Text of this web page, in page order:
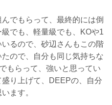
でもらって、最終的には倒
でも、軽量級でも、KOや1
るので、砂辺さんもこの階
ので、自分も同じ気持ちな
もらって、強いと思ってい
り上げて、DEEPの、自分
ます。